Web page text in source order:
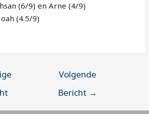
(6/9) en Arne (4/9)
(4.5/9)
Volgende
Bericht →